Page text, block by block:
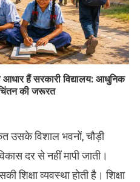
आधार हैं सरकारी विद्यालय: आधुनिक
चिंतन की जरूरत
उसके विशाल भवनों, चौड़ी
दर से नहीं मापी जाती।
शिक्षा व्यवस्था होती है। शिक्षा